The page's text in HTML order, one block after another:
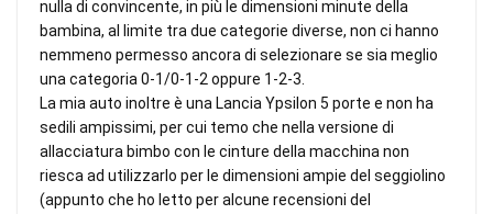
nulla di convincente, in più le dimensioni minute della
bambina, al limite tra due categorie diverse, non ci hanno
nemmeno permesso ancora di selezionare se sia meglio
una categoria 0-1/0-1-2 oppure 1-2-3.
La mia auto inoltre è una Lancia Ypsilon 5 porte e non ha
sedili ampissimi, per cui temo che nella versione di
allacciatura bimbo con le cinture della macchina non
riesca ad utilizzarlo per le dimensioni ampie del seggiolino
(appunto che ho letto per alcune recensioni del